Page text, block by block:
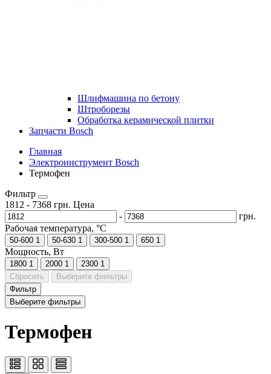
Шлифмашина по бетону
Штроборезы
Обработка керамической плитки
Запчасти Bosch
Главная
Электроинструмент Bosch
Термофен
Фильтр
1812 - 7368 грн. Цена
-
грн.
Рабочая температура, °C
50-600 1 50-630 1 300-500 1 650 1
Мощность, Вт
1800 1 2000 1 2300 1
Сбросить
Выберите фильтры
Фильтр
Выберите фильтры
Термофен